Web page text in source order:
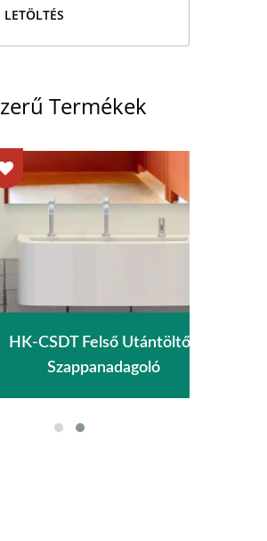
LETÖLTÉS
Termékek
CSDT Felső Utántöltős
Szappanadagoló